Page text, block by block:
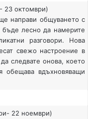
23 октомври)
направи общуването с
лесно да намерите
разговори. Нова
свежо настроение в
следвате онова, което
обещава вдъхновяващи
22 ноември)